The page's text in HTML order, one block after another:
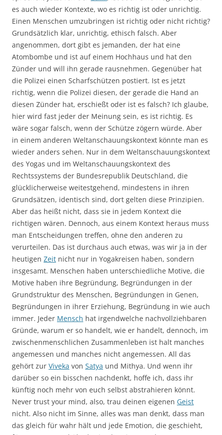
es auch wieder Kontexte, wo es richtig ist oder unrichtig.
Einen Menschen umzubringen ist richtig oder nicht richtig?
Grundsätzlich klar, unrichtig, ethisch falsch. Aber
angenommen, dort gibt es jemanden, der hat eine
Atombombe und ist auf einem Hochhaus und hat den
Zünder und will ihn gerade rausnehmen. Gegenüber hat
die Polizei einen Scharfschützen postiert. Ist es jetzt
richtig, wenn die Polizei diesen, der gerade die Hand an
diesen Zünder hat, erschießt oder ist es falsch? Ich glaube,
hier wird fast jeder der Meinung sein, es ist richtig. Es
wäre sogar falsch, wenn der Schütze zögern würde. Aber
in einem anderen Weltanschauungskontext könnte man es
wieder anders sehen. Nur in dem Weltanschauungskontext
des Yogas und im Weltanschauungskontext des
Rechtssystems der Bundesrepublik Deutschland, die
glücklicherweise weitestgehend, mindestens in ihren
Grundsätzen, identisch sind, dort gelten diese Prinzipien.
Aber das heißt nicht, dass sie in jedem Kontext die
richtigen wären. Dennoch, aus einem Kontext heraus muss
man Entscheidungen treffen, ohne den anderen zu
verurteilen. Das ist durchaus auch etwas, was wir ja in der
heutigen Zeit nicht nur in Yogakreisen haben, sondern
insgesamt. Menschen haben unterschiedliche Motive, die
Motive haben ihre Begründung, Begründungen in der
Grundstruktur des Menschen, Begründungen in Genen,
Begründungen in ihrer Erziehung, Begründung in wie auch
immer. Jeder Mensch hat irgendwelche nachvollziehbaren
Gründe, warum er so handelt, wie er handelt, dennoch, im
zwischenmenschlichen Zusammenleben ist halt manches
angemessen und manches nicht angemessen. All das
gehört zur Viveka von Satya und Mithya. Und wenn ihr
darüber so ein bisschen nachdenkt, hoffe ich, dass ihr
künftig noch mehr von euch selbst abstrahieren könnt.
Never trust your mind, also, trau deinen eigenen Geist
nicht. Also nicht im Sinne, alles was man denkt, dass man
das gleich für wahr hält und jede Emotion, die geschieht,